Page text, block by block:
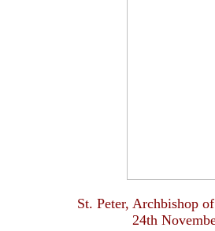
St. Peter, Archbishop
24th